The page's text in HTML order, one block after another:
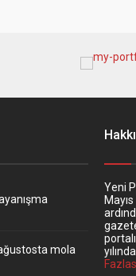
mola
Yeni